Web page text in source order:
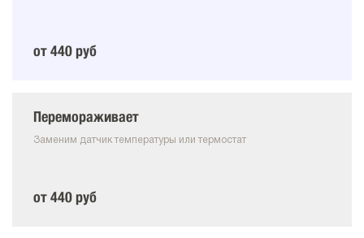
от 440 руб
Перемораживает
Заменим датчик температуры или термостат
от 440 руб